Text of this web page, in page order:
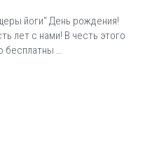
йоги" День рождения!
лет с нами! В честь этого
бесплатны …